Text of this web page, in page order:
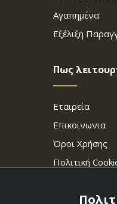
Αγαπημένα
Εξέλιξη
Πως
Εταιρεία
Επικοινωνια
Όροι Χρήσης
Πολιτική